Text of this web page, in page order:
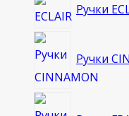
Ручки
Ручки